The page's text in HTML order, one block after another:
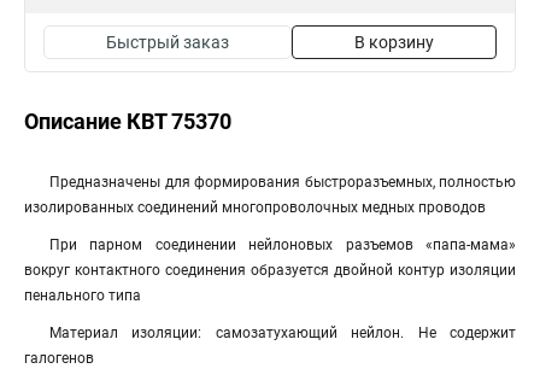
Быстрый заказ В корзину
Описание КВТ 75370
Предназначены для формирования быстроразъемных, полностью
изолированных соединений многопроволочных медных проводов
При парном соединении нейлоновых разъемов «папа-мама»
вокруг контактного соединения образуется двойной контур изоляции
пенального типа
Материал изоляции: самозатухающий нейлон. Не содержит
галогенов